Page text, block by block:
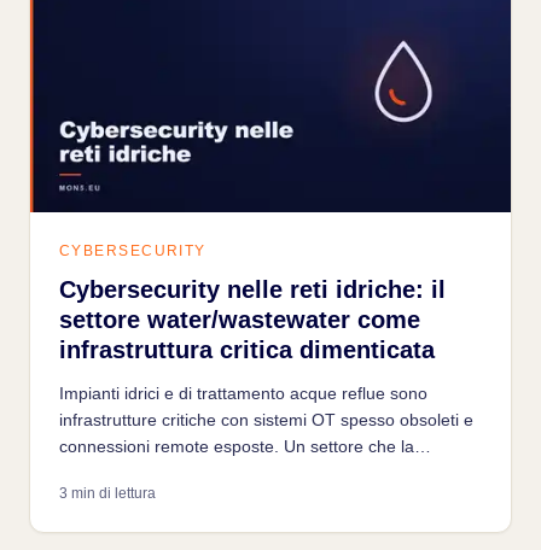
CYBERSECURITY
Cybersecurity nelle reti idriche: il
settore water/wastewater come
infrastruttura critica dimenticata
Impianti idrici e di trattamento acque reflue sono
infrastrutture critiche con sistemi OT spesso obsoleti e
connessioni remote esposte. Un settore che la
3 min di lettura